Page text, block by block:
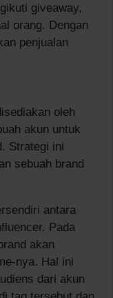
giveaway,
orang. Dengan
penjualan
oleh
akun untuk
Strategi ini
sebuah brand
antara
Pada
akan
nya. Hal ini
dari akun